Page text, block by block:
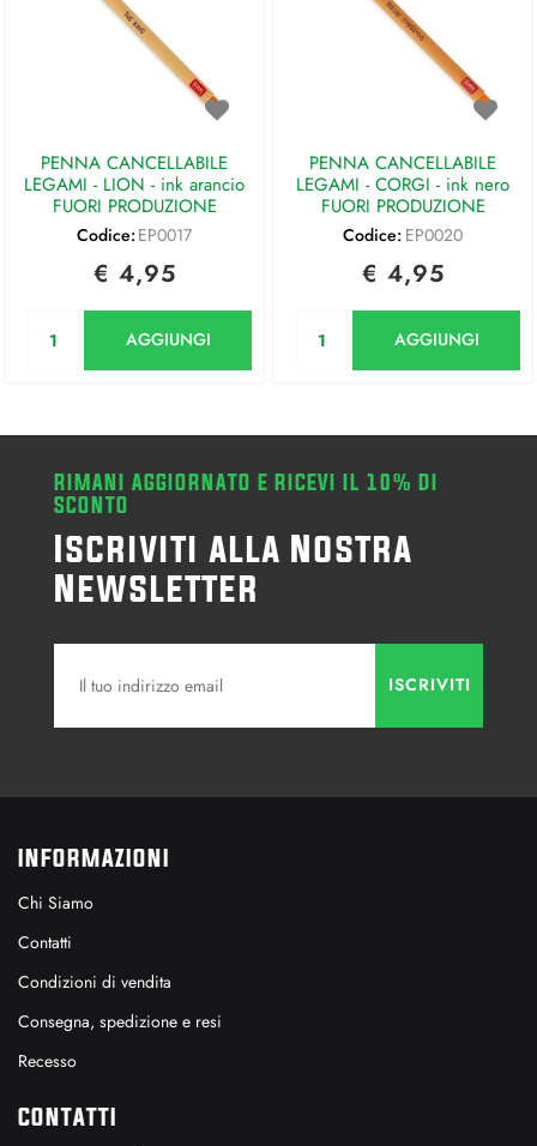
PENNA CANCELLABILE
LEGAMI - LION - ink arancio
FUORI PRODUZIONE
Codice: EP0017
€ 4,95
AGGIUNGI
PENNA CANCELLABILE
LEGAMI - CORGI - ink nero
FUORI PRODUZIONE
Codice: EP0020
€ 4,95
AGGIUNGI
RIMANI AGGIORNATO E RICEVI IL 10% DI
SCONTO
Iscriviti alla Nostra
Newsletter
INFORMAZIONI
Chi Siamo
Contatti
Condizioni di vendita
Consegna, spedizione e resi
Recesso
CONTATTI